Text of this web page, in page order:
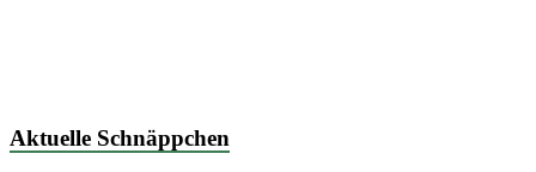
Aktuelle Schnäppchen